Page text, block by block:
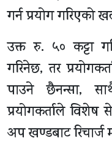
गर्न प्रयोग गरिएको
उक्त रु. ५० कट्टा
गरिनेछ, तर
पाउने छैनन्सा,
प्रयोगकर्ताले विशेष
अप खण्डबाट रिचार्ज